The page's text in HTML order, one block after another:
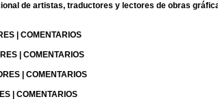
de artistas, traductores y lectores de obras
| COMENTARIOS
| COMENTARIOS
| COMENTARIOS
| COMENTARIOS